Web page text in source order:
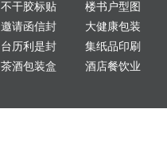
不干胶标贴
邀请函信封
台历利是封
茶酒包装盒
楼书户型图
大健康包装
集纸品印刷
酒店餐饮业